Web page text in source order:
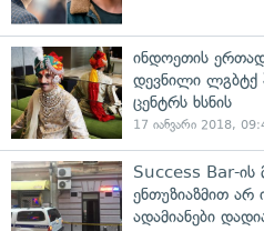
ინდოეთის
დევნილი ლგბტქ
ცენტრს ხსნის
17 იანვარი 2018,
Success Bar-ის
ენთუზიაზმით არ
ადამიანები